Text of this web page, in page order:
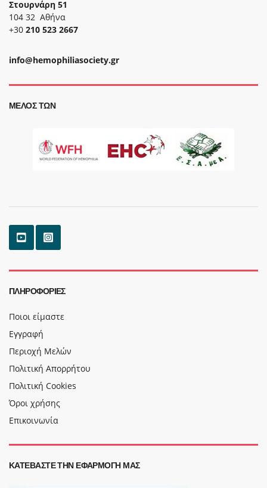
Στουρνάρη 51
104 32 Αθήνα
+30 210 523 2667
info@hemophiliasociety.gr
ΜΈΛΟΣ ΤΩΝ
ΠΛΗΡΟΦΟΡΊΕΣ
Ποιοι είμαστε
Εγγραφή
Περιοχή Μελών
Πολιτική Απορρήτου
Πολιτική Cookies
Όροι χρήσης
Επικοινωνία
ΚΑΤΕΒΆΣΤΕ ΤΗΝ ΕΦΑΡΜΟΓΉ ΜΑΣ